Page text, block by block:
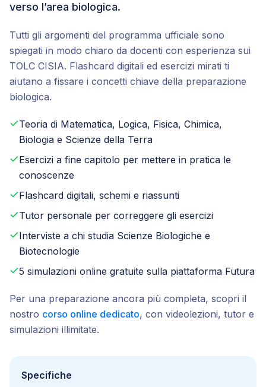
verso l’area biologica.
Tutti gli argomenti del programma ufficiale sono
spiegati in modo chiaro da docenti con esperienza sui
TOLC CISIA. Flashcard digitali ed esercizi mirati ti
aiutano a fissare i concetti chiave della preparazione
biologica.
Teoria di Matematica, Logica, Fisica, Chimica,
Biologia e Scienze della Terra
Esercizi a fine capitolo per mettere in pratica le
conoscenze
Flashcard digitali, schemi e riassunti
Tutor personale per correggere gli esercizi
Interviste a chi studia Scienze Biologiche e
Biotecnologie
5 simulazioni online gratuite sulla piattaforma Futura
Per una preparazione ancora più completa, scopri il
nostro corso online dedicato, con videolezioni, tutor e
simulazioni illimitate.
Specifiche